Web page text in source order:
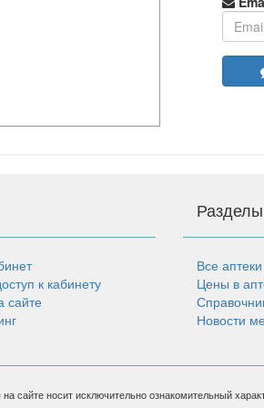
к кабинету
сайте
Все аптеки
Цены в
Новости
сайте носит исключительно ознакомительный